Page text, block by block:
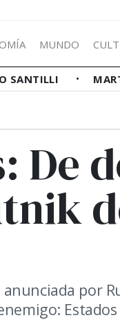
MUNDO
SANTILLI
De
por